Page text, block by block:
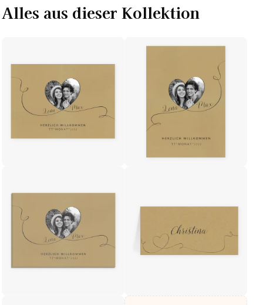
Alles aus dieser Kollektion